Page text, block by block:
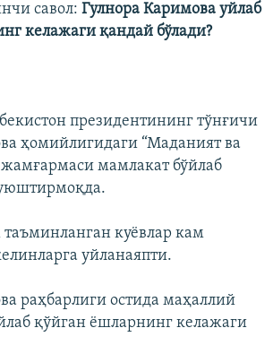
савол: Гулнора Каримова уйлаб
келажаги қандай бўлади?
президентининг тўнғичи
ҳомийлигидаги “Маданият ва
мамлакат бўйлаб
таъминланган куёвлар кам
уйланаяпти.
раҳбарлиги остида маҳаллий
қўйган ёшларнинг келажаги